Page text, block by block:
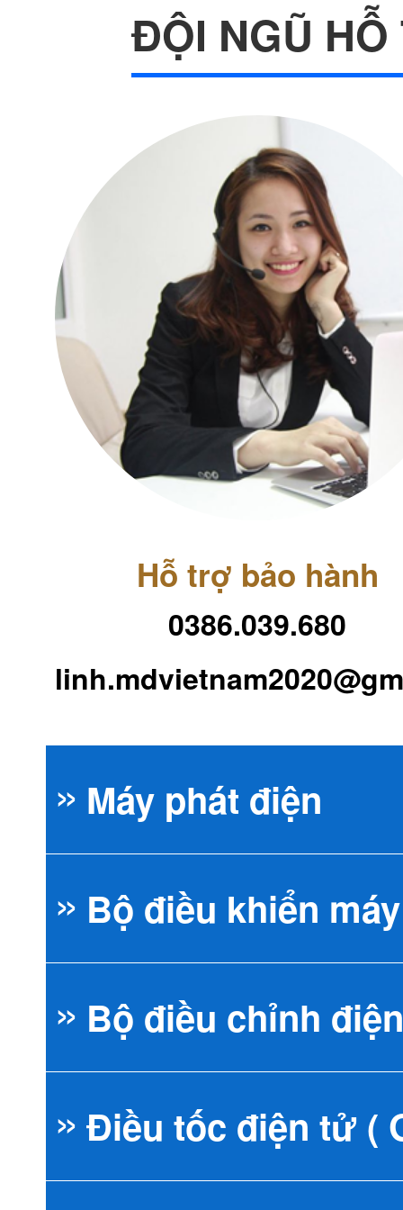
ĐỘI NGŨ
Hỗ trợ bảo hành
0386.039.680
Máy phát điện
Máy phát điện
Máy phát điện
Máy phát điện
Bộ điều khiển
Bộ điều khiển
Bộ điều khiển
Bộ điều chỉnh
AVR đa năng
Điều tốc điện tử (